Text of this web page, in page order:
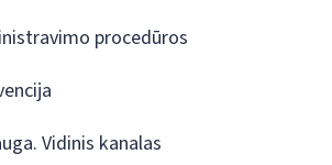
procedūros
Vidinis kanalas